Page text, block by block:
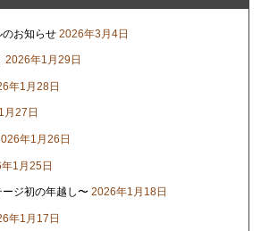
お知らせ 2026年3月4日
2026年1月29日
年1月28日
月27日
年1月26日
1月25日
ジ初の年越し〜 2026年1月18日
年1月17日